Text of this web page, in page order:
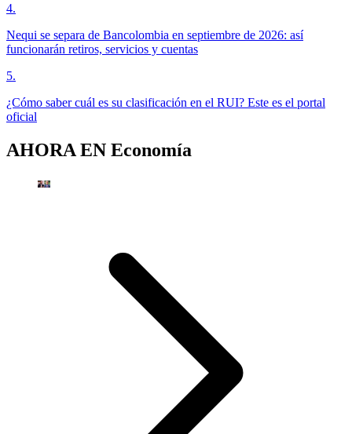
4.
Nequi se separa de Bancolombia en septiembre de 2026: así
funcionarán retiros, servicios y cuentas
5.
¿Cómo saber cuál es su clasificación en el RUI? Este es el portal
oficial
AHORA EN Economía